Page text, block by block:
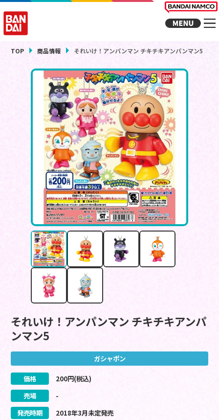
TOP 商品情報 それいけ！アンパンマン チキチキアンパンマン5
それいけ！アンパンマン チキチキアンパ
ンマン5
ガシャポン
価格 200円(税込)
売場
-
発売時期
2018年3月未定発売